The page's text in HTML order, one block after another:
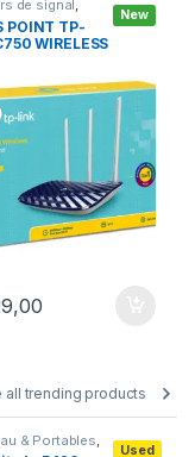
New
de signal,
POINT TP-
WIRELESS
all trending products
Used
& Portables
Portables